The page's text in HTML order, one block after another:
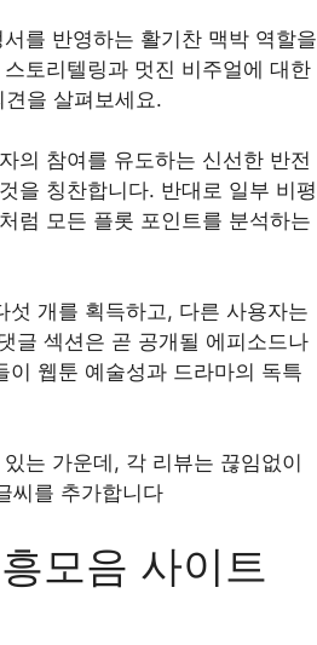
를 반영하는 활기찬 맥박 역할을
토리텔링과 멋진 비주얼에 대한
견을 살펴보세요.
의 참여를 유도하는 신선한 반전
을 칭찬합니다. 반대로 일부 비평
럼 모든 플롯 포인트를 분석하는
개를 획득하고, 다른 사용자는
글 섹션은 곧 공개될 에피소드나
웹툰 예술성과 드라마의 독특
는 가운데, 각 리뷰는 끊임없이
씨를 추가합니다
모음 사이트